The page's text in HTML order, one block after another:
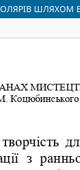
ШЛЯХОМ